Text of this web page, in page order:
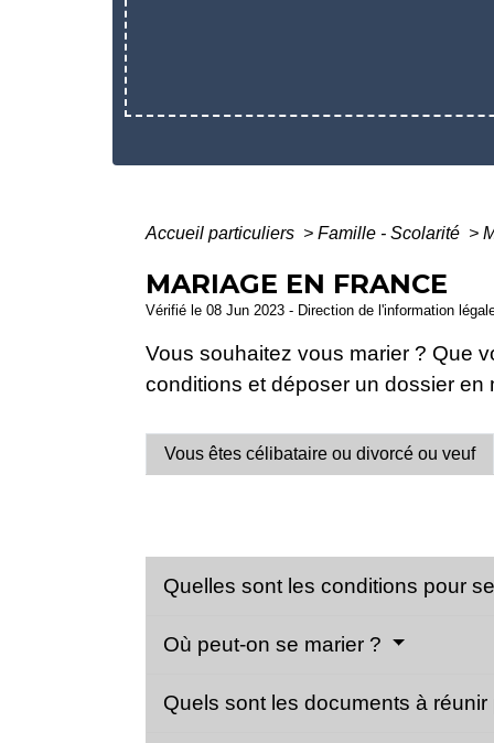
Accueil particuliers > Famille - Scolarité >
MARIAGE EN FRANCE
Vérifié le 08 Jun 2023 - Direction de l'information
Vous souhaitez vous marier ? Que
conditions et déposer un dossier en
Vous êtes célibataire ou divorcé ou veuf
Quelles sont les conditions pour
Où peut-on se marier ?
Quels sont les documents à